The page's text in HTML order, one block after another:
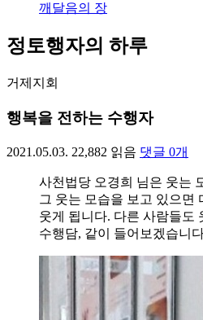
깨달음의 장
정토행자의 하루
거제지회
행복을 전하는 수행자
2021.05.03. 22,882 읽음 댓글 0개
사천법당 오경희 님은 웃는
그 웃는 모습을 보고 있으면
웃게 됩니다. 다른 사람들도
수행담, 같이 들어보겠습니